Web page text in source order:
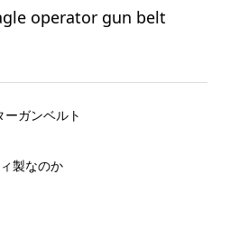
operator gun belt
ガンベルト
製なのか